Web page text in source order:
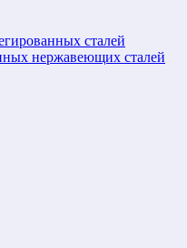
сталей
нержавеющих сталей